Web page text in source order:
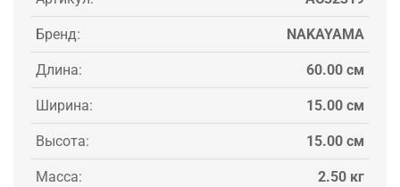
Бренд: NAKAYAMA
Длина: 60.00 см
Ширина: 15.00 см
Высота: 15.00 см
Масса: 2.50 кг